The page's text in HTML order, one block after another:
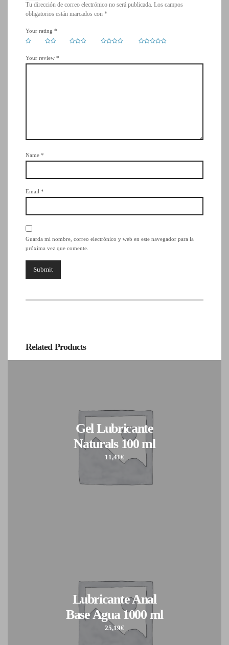
Tu dirección de correo electrónico no será publicada. Los campos
obligatorios están marcados con *
Your rating *
Your review *
Name *
Email *
Guarda mi nombre, correo electrónico y web en este navegador para la
próxima vez que comente.
Related Products
Gel Lubricante
Naturals 100 ml
11,41€
Lubricante Anal
Base Agua 1000 ml
25,19€